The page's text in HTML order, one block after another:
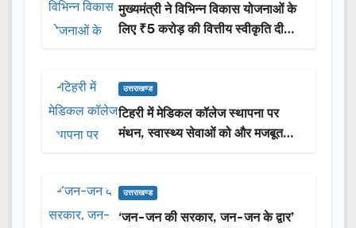
मुख्यमंत्री ने विभिन्न विकास योजनाओं के
लिए ₹5 करोड़ की वित्तीय स्वीकृति दी…
उत्तराखण्ड
टिहरी में मेडिकल कॉलेज स्थापना पर
मंथन, स्वास्थ्य सेवाओं को और मजबूत
करेगी सरकार: मुख्यमंत्री धामी…
उत्तराखण्ड
‘जन-जन की सरकार, जन-जन के द्वार’